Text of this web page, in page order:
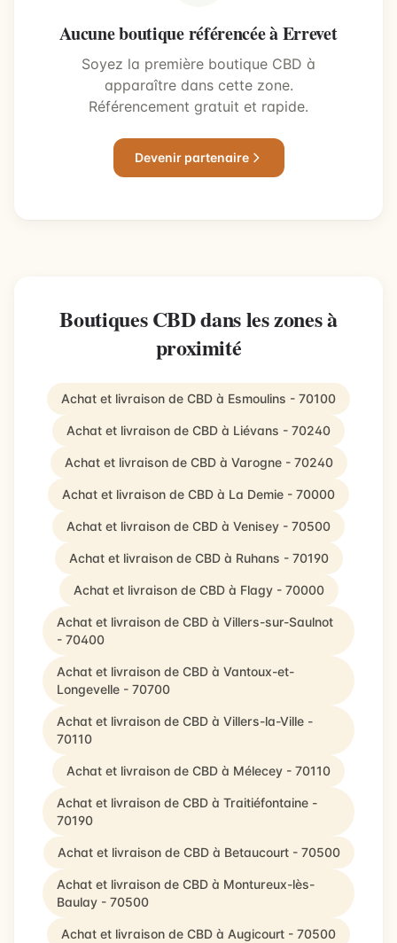
Aucune boutique référencée à Errevet
Soyez la première boutique CBD à
apparaître dans cette zone.
Référencement gratuit et rapide.
Devenir partenaire
Boutiques CBD dans les zones à
proximité
Achat et livraison de CBD à Esmoulins - 70100
Achat et livraison de CBD à Liévans - 70240
Achat et livraison de CBD à Varogne - 70240
Achat et livraison de CBD à La Demie - 70000
Achat et livraison de CBD à Venisey - 70500
Achat et livraison de CBD à Ruhans - 70190
Achat et livraison de CBD à Flagy - 70000
Achat et livraison de CBD à Villers-sur-Saulnot
- 70400
Achat et livraison de CBD à Vantoux-et-
Longevelle - 70700
Achat et livraison de CBD à Villers-la-Ville -
70110
Achat et livraison de CBD à Mélecey - 70110
Achat et livraison de CBD à Traitiéfontaine -
70190
Achat et livraison de CBD à Betaucourt - 70500
Achat et livraison de CBD à Montureux-lès-
Baulay - 70500
Achat et livraison de CBD à Augicourt - 70500